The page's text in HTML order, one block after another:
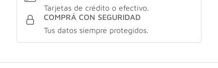
Tarjetas de crédito o efectivo.
COMPRÁ CON SEGURIDAD
Tus datos siempre protegidos.